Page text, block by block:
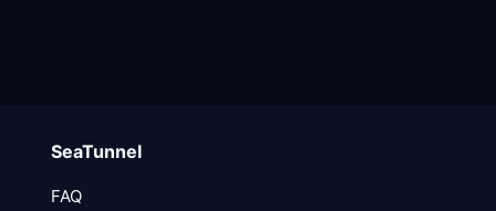
SeaTunnel
FAQ